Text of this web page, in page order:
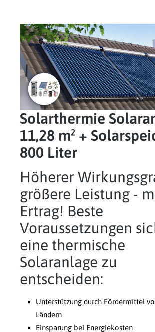
Solarthermie
11,28 m² +
800 Liter
Höherer
größere Leistung -
Ertrag! Beste
Voraussetzungen
eine thermische
Solaranlage zu
entscheiden:
Unterstützung durch Fördermittel
Ländern
Einsparung bei Energiekosten